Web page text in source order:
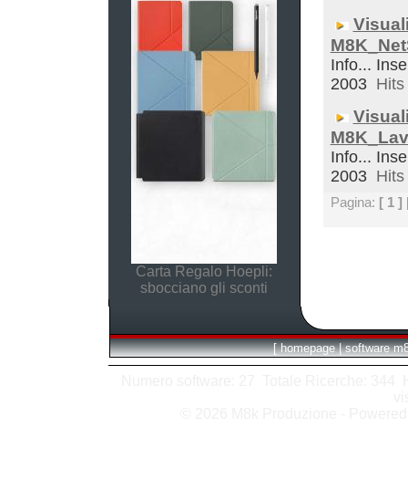
Carta Regalo Hoepli:
sbocciano gli sconti
Info...
2003
Info...
2003
Pagina: [ 1 ]
[ homepage | software